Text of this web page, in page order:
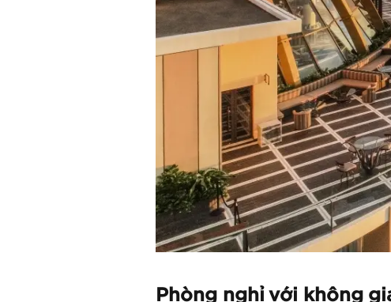
Phòng nghỉ với không